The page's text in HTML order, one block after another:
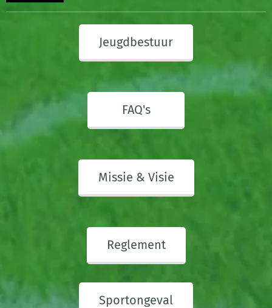
Jeugdbestuur
FAQ's
Missie & Visie
Reglement
Sportongeval